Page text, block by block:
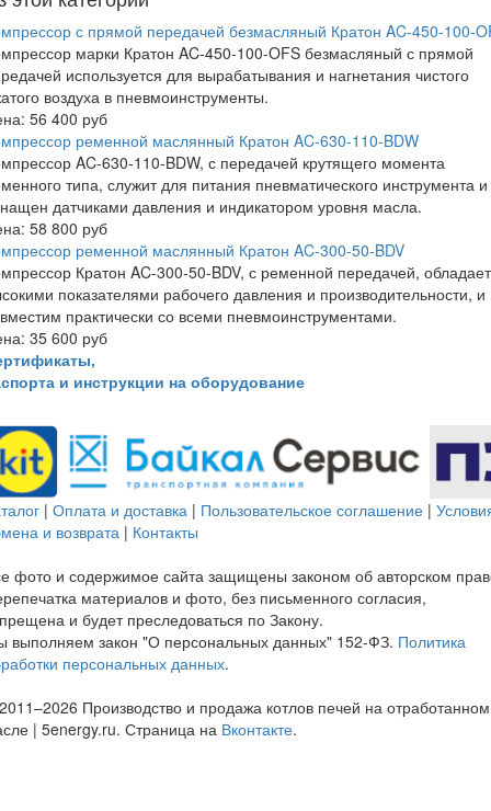
с прямой передачей безмасляный Кратон AC-450-100-
марки Кратон AC-450-100-OFS безмасляный с прямой
используется для вырабатывания и нагнетания чистого
воздуха в пневмоинструменты.
56 400 руб
ременной маслянный Кратон AC-630-110-BDW
AC-630-110-BDW, с передачей крутящего момента
типа, служит для питания пневматического инструмента и
датчиками давления и индикатором уровня масла.
58 800 руб
ременной маслянный Кратон AC-300-50-BDV
Кратон AC-300-50-BDV, с ременной передачей, обладает
показателями рабочего давления и производительности, и
практически со всеми пневмоинструментами.
35 600 руб
и инструкции на оборудование
| Оплата и доставка | Пользовательское соглашение |
и возврата | Контакты
фото и содержимое сайта защищены законом об авторском
материалов и фото, без письменного согласия,
и будет преследоваться по Закону.
выполняем закон "О персональных данных" 152-ФЗ. Политика
персональных данных.
Производство и продажа котлов печей на отработанном
| 5energy.ru. Страница на Вконтакте.